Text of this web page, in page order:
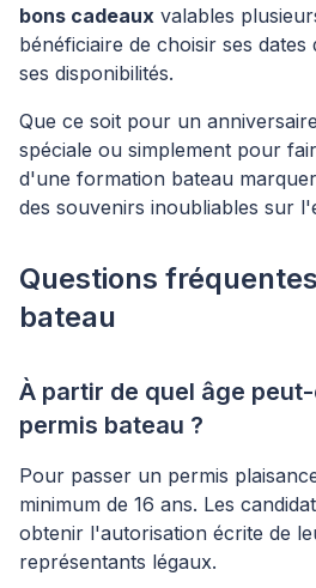
bons cadeaux valables
bénéficiaire de choisir ses
ses disponibilités.
Que ce soit pour un
spéciale ou simplement pour
d'une formation bateau
des souvenirs inoubliables sur
Questions
bateau
À partir de quel âge
permis bateau ?
Pour passer un permis
minimum de 16 ans. Les
obtenir l'autorisation écrite de
représentants légaux.